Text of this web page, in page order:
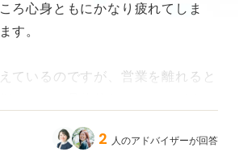
ろ心身ともにかなり疲れてしま
す。
ているのですが、営業を離れると
2 人のアドバイザーが回答